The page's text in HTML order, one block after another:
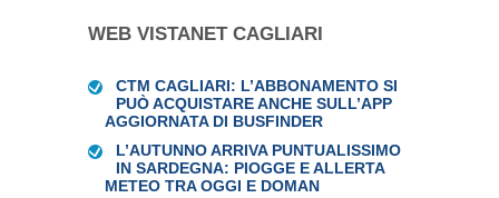
WEB VISTANET CAGLIARI
CTM CAGLIARI: L’ABBONAMENTO SI
PUÒ ACQUISTARE ANCHE SULL’APP
AGGIORNATA DI BUSFINDER
L’AUTUNNO ARRIVA PUNTUALISSIMO
IN SARDEGNA: PIOGGE E ALLERTA
METEO TRA OGGI E DOMAN